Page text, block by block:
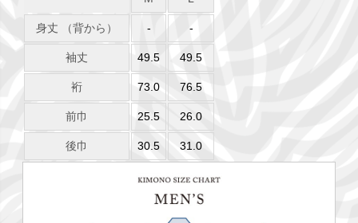
身丈 （背から） - -
袖丈 49.5 49.5
裄 73.0 76.5
前巾 25.5 26.0
後巾 30.5 31.0